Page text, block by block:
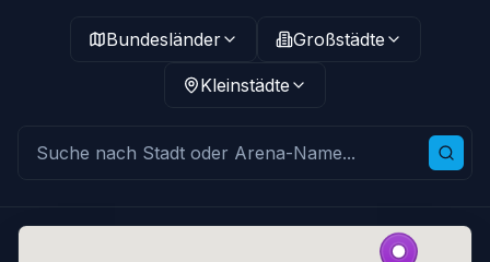
Bundesländer Großstädte
Kleinstädte